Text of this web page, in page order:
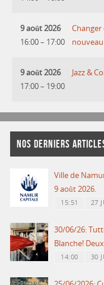
9 août 2026
16:00– 17:00
Changer
9 août 2026
17:00– 19:00
Jazz &
NOS DERNIERS
Ville de
9 août 2026.
15:51 27
30/06/26:
Blanche!
14:00 30